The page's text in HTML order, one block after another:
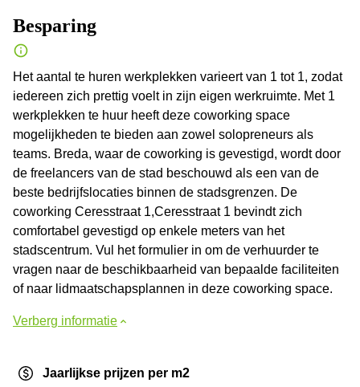
Besparing
Het aantal te huren werkplekken varieert van 1 tot 1, zodat
iedereen zich prettig voelt in zijn eigen werkruimte. Met 1
werkplekken te huur heeft deze coworking space
mogelijkheden te bieden aan zowel solopreneurs als
teams. Breda, waar de coworking is gevestigd, wordt door
de freelancers van de stad beschouwd als een van de
beste bedrijfslocaties binnen de stadsgrenzen. De
coworking Ceresstraat 1,Ceresstraat 1 bevindt zich
comfortabel gevestigd op enkele meters van het
stadscentrum. Vul het formulier in om de verhuurder te
vragen naar de beschikbaarheid van bepaalde faciliteiten
of naar lidmaatschapsplannen in deze coworking space.
Verberg informatie
Jaarlijkse prijzen per m2